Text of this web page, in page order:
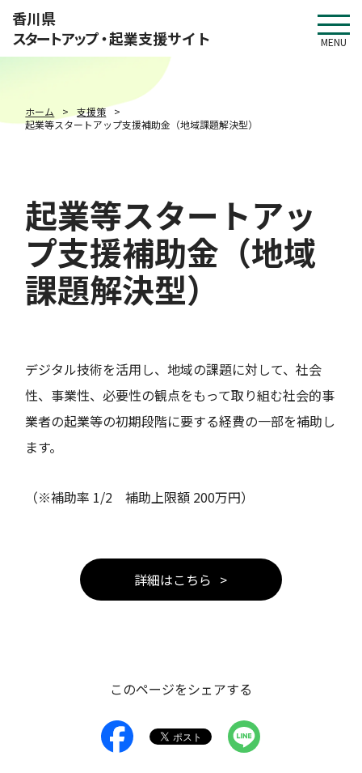
香川県
スタートアップ・起業支援サイト MENU
ホーム
支援策
起業等スタートアップ支援補助金（地域課題解決型）
起業等スタートアッ
プ支援補助金（地域
課題解決型）
デジタル技術を活用し、地域の課題に対して、社会
性、事業性、必要性の観点をもって取り組む社会的事
業者の起業等の初期段階に要する経費の一部を補助し
ます。
（※補助率 1/2 補助上限額 200万円）
詳細はこちら
このページをシェアする